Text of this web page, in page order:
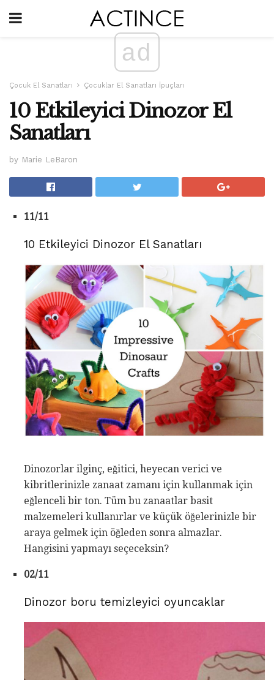
ad
Çocuk El Sanatları Çocuklar El Sanatları İpuçları
10 Etkileyici Dinozor El
Sanatları
by Marie LeBaron
11/11
10 Etkileyici Dinozor El Sanatları
Dinozorlar ilginç, eğitici, heyecan verici ve
kibritlerinizle zanaat zamanı için kullanmak için
eğlenceli bir ton. Tüm bu zanaatlar basit
malzemeleri kullanırlar ve küçük öğelerinizle bir
araya gelmek için öğleden sonra almazlar.
Hangisini yapmayı seçeceksin?
02/11
Dinozor boru temizleyici oyuncaklar